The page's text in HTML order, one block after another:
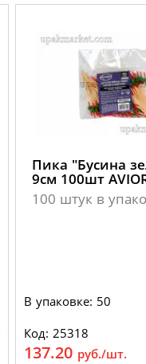
Пика "Бусина
9см 100шт
100 штук в
В упаковке: 50
Код: 25318
137.20 руб./шт.